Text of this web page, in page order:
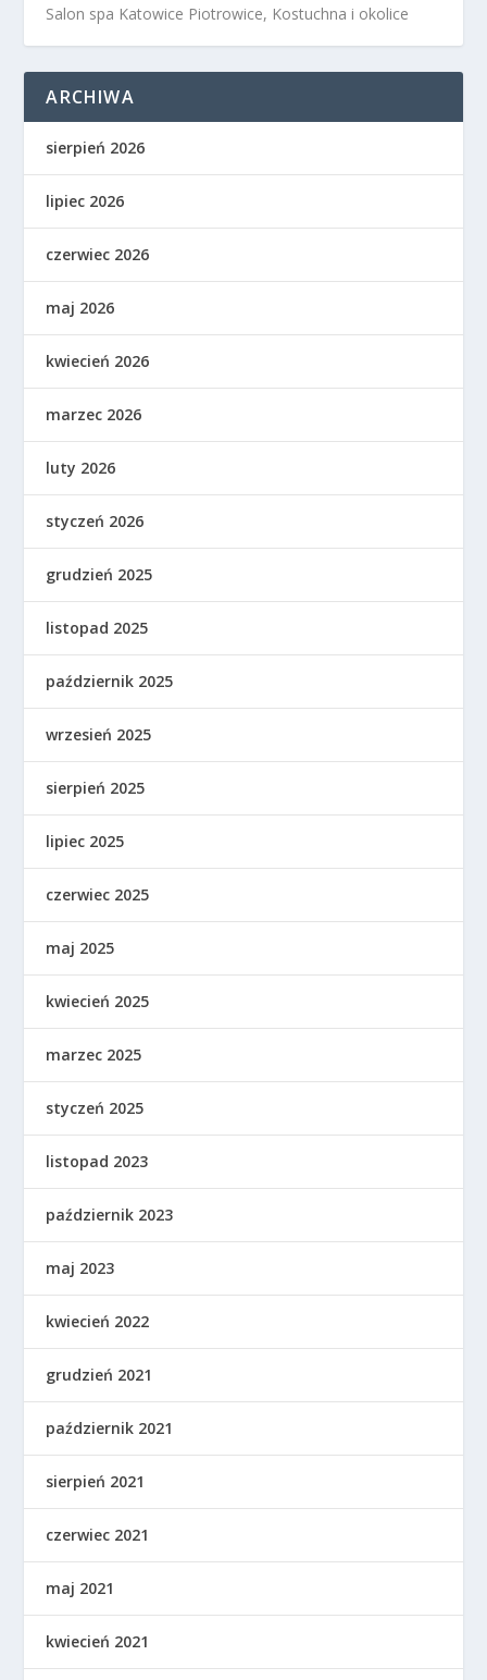
Salon spa Katowice Piotrowice, Kostuchna i okolice
ARCHIWA
sierpień 2026
lipiec 2026
czerwiec 2026
maj 2026
kwiecień 2026
marzec 2026
luty 2026
styczeń 2026
grudzień 2025
listopad 2025
październik 2025
wrzesień 2025
sierpień 2025
lipiec 2025
czerwiec 2025
maj 2025
kwiecień 2025
marzec 2025
styczeń 2025
listopad 2023
październik 2023
maj 2023
kwiecień 2022
grudzień 2021
październik 2021
sierpień 2021
czerwiec 2021
maj 2021
kwiecień 2021